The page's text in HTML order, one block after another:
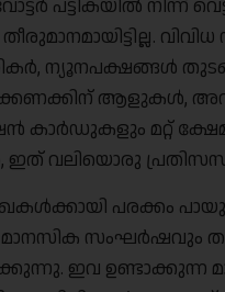
നിന്ന്
ന്യൂനപക്ഷങ്ങൾ
ആളുകൾ,
കാർഡുകളും മറ്റ്
ഇത് വലിയൊരു
പരക്കം
സംഘർഷവും
ഇവ